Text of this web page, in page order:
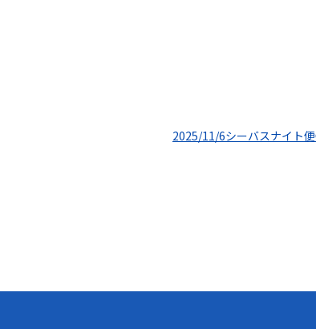
2025/11/6シーバスナイト